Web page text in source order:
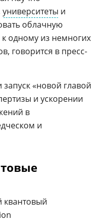
университеты и
облачную
одному из немногих
говорится в пресс-
«новой главой
и ускорении
в
и